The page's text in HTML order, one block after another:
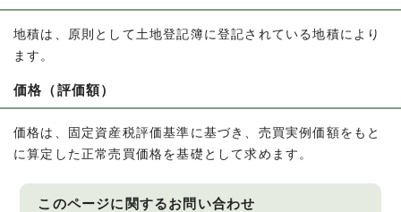
地積は、原則として土地登記簿に登記されている地積により
ます。
価格（評価額）
価格は、固定資産税評価基準に基づき、売買実例価額をもと
に算定した正常売買価格を基礎として求めます。
このページに関するお問い合わせ